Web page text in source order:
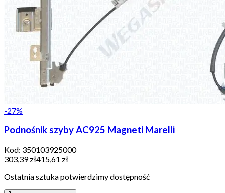
-27%
Podnośnik szyby AC925 Magneti Marelli
Kod: 350103925000
303,39 zł415,61 zł
Ostatnia sztuka potwierdzimy dostępność